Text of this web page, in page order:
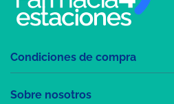
Condiciones de compra
Sobre nosotros